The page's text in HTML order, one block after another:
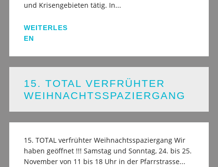
und Krisengebieten tätig. In...
WEITERLES
EN
15. TOTAL VERFRÜHTER
WEIHNACHTSSPAZIERGANG
15. TOTAL verfrühter Weihnachtsspaziergang Wir
haben geöffnet !!! Samstag und Sonntag, 24. bis 25.
November von 11 bis 18 Uhr in der Pfarrstrasse...